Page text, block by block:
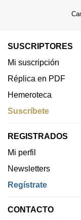
SUSCRIPTORES
Mi suscripción
Réplica en PDF
Hemeroteca
Suscríbete
REGISTRADOS
Mi perfil
Newsletters
Regístrate
CONTACTO